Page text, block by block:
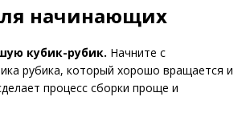
начинающих
кубик-рубик. Начните с
рубика, который хорошо вращается и
процесс сборки проще и